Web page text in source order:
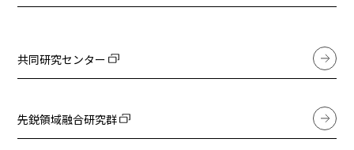
共同研究センター
先鋭領域融合研究群